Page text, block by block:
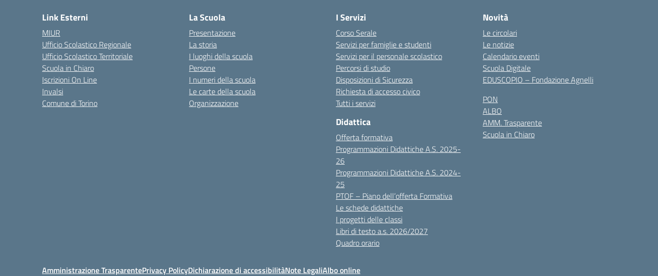
Link Esterni
MIUR
Ufficio Scolastico Regionale
Ufficio Scolastico Territoriale
Scuola in Chiaro
Iscrizioni On Line
Invalsi
Comune di Torino
La Scuola
Presentazione
La storia
I luoghi della scuola
Persone
I numeri della scuola
Le carte della scuola
Organizzazione
I Servizi
Corso Serale
Servizi per famiglie e studenti
Servizi per il personale scolastico
Percorsi di studio
Disposizioni di Sicurezza
Richiesta di accesso civico
Tutti i servizi
Didattica
Offerta formativa
Programmazioni Didattiche A.S. 2025-
26
Programmazioni Didattiche A.S. 2024-
25
PTOF – Piano dell’offerta Formativa
Le schede didattiche
I progetti delle classi
Libri di testo a.s. 2026/2027
Quadro orario
Novità
Le circolari
Le notizie
Calendario eventi
Scuola Digitale
EDUSCOPIO – Fondazione Agnelli
PON
ALBO
AMM. Trasparente
Scuola in Chiaro
Amministrazione TrasparentePrivacy PolicyDichiarazione di accessibilitàNote LegaliAlbo online